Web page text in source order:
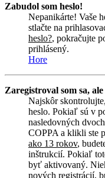
Zabudol som heslo!
Nepanikárte! Vaše
stlačte na
heslo?, pokračujte
prihlásený.
Hore
Zaregistroval som sa,
Najskôr
heslo. Pokiaľ sú v
nasledovných
COPPA a klikli ste
ako 13 rokov,
inštrukcií. Pokiaľ
byť aktivovaný.
nových registrácií,